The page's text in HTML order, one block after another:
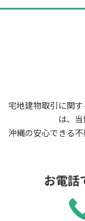
ー
宅地建物取引に関
は、
沖縄の安心できる
お電話